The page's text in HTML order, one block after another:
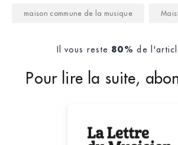
maison commune de la musique
Il vous reste 80% de
Pour lire la suite,